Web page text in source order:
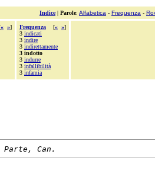
Indice| Parole: Alfabetica - Frequenza -
« »]
Frequenza [« »]
3 indicati
3 indire
3 indirettamente
3 indotto
3 indurre
3 infallibilità
3 infamia
Can.